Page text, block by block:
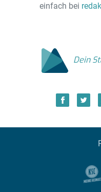
einfach bei
Dein